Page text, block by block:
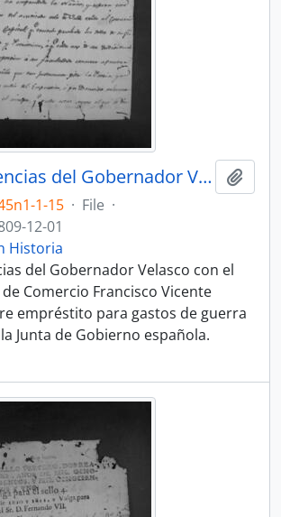
Correpondencias del Gobernador Velasco con el Juez Diputado de Comercio Francisco Vicente González, sobre empréstito para gastos de guerra solicitado por la Junta de Gobierno española.
1-15 · File ·
12-01
Historia
del Gobernador Velasco con el
Comercio Francisco Vicente
empréstito para gastos de guerra
Junta de Gobierno española.